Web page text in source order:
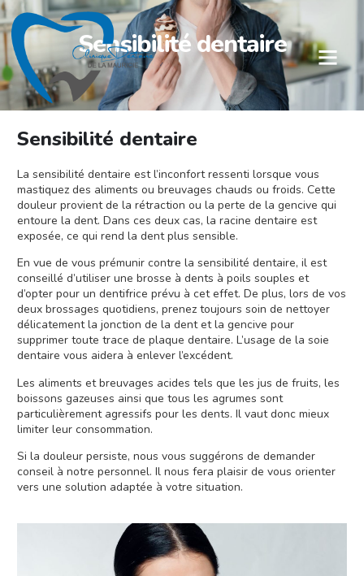
Sensibilité dentaire
Sensibilité dentaire
La sensibilité dentaire est l’inconfort ressenti lorsque vous
mastiquez des aliments ou breuvages chauds ou froids. Cette
douleur provient de la rétraction ou la perte de la gencive qui
entoure la dent. Dans ces deux cas, la racine dentaire est
exposée, ce qui rend la dent plus sensible.
En vue de vous prémunir contre la sensibilité dentaire, il est
conseillé d’utiliser une brosse à dents à poils souples et
d’opter pour un dentifrice prévu à cet effet. De plus, lors de vos
deux brossages quotidiens, prenez toujours soin de nettoyer
délicatement la jonction de la dent et la gencive pour
supprimer toute trace de plaque dentaire. L’usage de la soie
dentaire vous aidera à enlever l’excédent.
Les aliments et breuvages acides tels que les jus de fruits, les
boissons gazeuses ainsi que tous les agrumes sont
particulièrement agressifs pour les dents. Il vaut donc mieux
limiter leur consommation.
Si la douleur persiste, nous vous suggérons de demander
conseil à notre personnel. Il nous fera plaisir de vous orienter
vers une solution adaptée à votre situation.